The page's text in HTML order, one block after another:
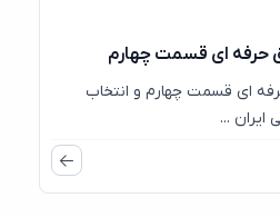
ای قسمت چهارم
قسمت چهارم و انتخاب
...